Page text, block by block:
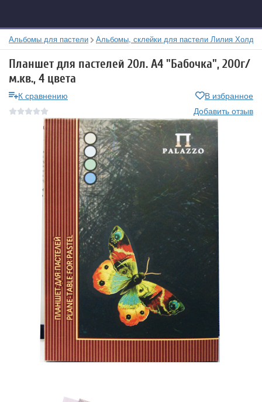
Альбомы для пастели Альбомы, склейки для пастели Лилия
Планшет для пастелей 20л. А4 "Бабочка", 200г/
м.кв., 4 цвета
К сравнению
В избранное
Добавить отзыв